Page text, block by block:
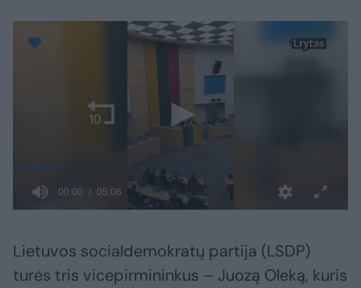
Lietuvos socialdemokratų partija (LSDP)
turės tris vicepirmininkus – Juozą Oleką, kuris